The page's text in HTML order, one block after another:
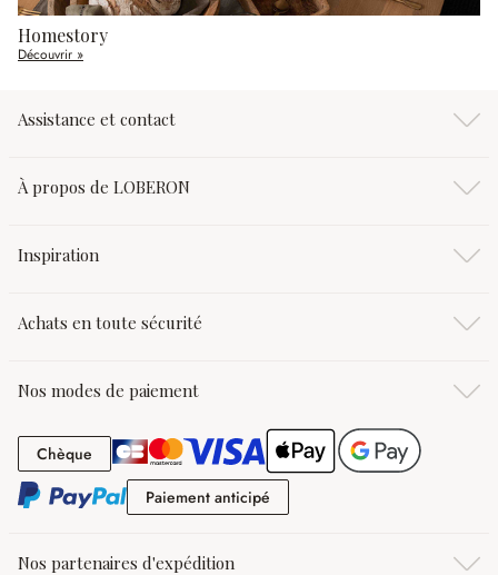
Homestory
Découvrir »
Assistance et contact
À propos de LOBERON
Inspiration
Achats en toute sécurité
Nos modes de paiement
Chèque Chèque
Paiement anticipé
Nos partenaires d'expédition